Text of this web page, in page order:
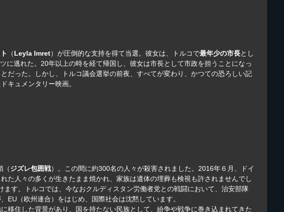
（Leyla Imret）が圧倒的な支持を得て当選。彼女は、トルコで最年少の市長とし
逃れた。20年以上の時を経て帰国し、彼女は市長として市政を担うことになっ
だった。しかし、トルコ議会選挙の前夜、すべてが変わり、かつての恐ろしい記
キュメンタリー映画。
（ジズレ包囲戦）。この間に約300名の人々が殺害されました。2016年６月、ドイ
た人々の多くが生きたまま焼かれ、家族は遺体の埋葬も検視も許されませんでし
す。トルコでは、今なおクルディスタン労働者党との戦闘において、治安部隊
（欧州連合）をはじめ、国際社会は沈黙しています。
移住した背景があり、国を持たない民族として、紛争や戦争に巻き込まれてきた